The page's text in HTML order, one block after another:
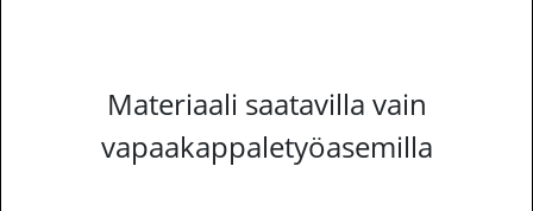
Materiaali saatavilla vain
vapaakappaletyöasemilla